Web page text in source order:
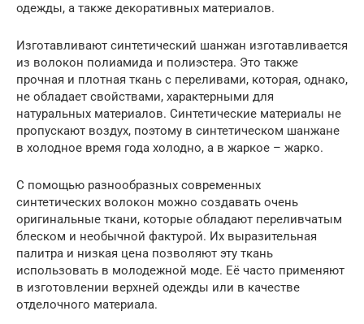
одежды, а также декоративных материалов.
Изготавливают синтетический шанжан изготавливается
из волокон полиамида и полиэстера. Это также
прочная и плотная ткань с переливами, которая, однако,
не обладает свойствами, характерными для
натуральных материалов. Синтетические материалы не
пропускают воздух, поэтому в синтетическом шанжане
в холодное время года холодно, а в жаркое – жарко.
С помощью разнообразных современных
синтетических волокон можно создавать очень
оригинальные ткани, которые обладают переливчатым
блеском и необычной фактурой. Их выразительная
палитра и низкая цена позволяют эту ткань
использовать в молодежной моде. Её часто применяют
в изготовлении верхней одежды или в качестве
отделочного материала.